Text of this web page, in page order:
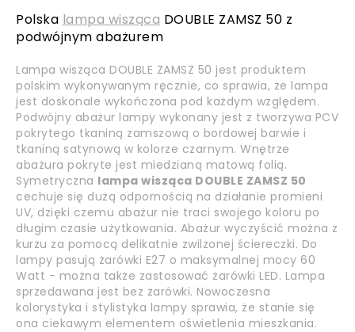
Polska lampa wisząca DOUBLE ZAMSZ 50 z
podwójnym abażurem
Lampa wisząca DOUBLE ZAMSZ 50 jest produktem
polskim wykonywanym ręcznie, co sprawia, że lampa
jest doskonale wykończona pod każdym względem.
Podwójny abażur lampy wykonany jest z tworzywa PCV
pokrytego tkaniną zamszową o bordowej barwie i
tkaniną satynową w kolorze czarnym. Wnętrze
abażura pokryte jest miedzianą matową folią.
Symetryczna lampa wisząca DOUBLE ZAMSZ 50
cechuje się dużą odpornością na działanie promieni
UV, dzięki czemu abażur nie traci swojego koloru po
długim czasie użytkowania. Abażur wyczyścić można z
kurzu za pomocą delikatnie zwilzonej ściereczki. Do
lampy pasują żarówki E27 o maksymalnej mocy 60
Watt - można także zastosować żarówki LED. Lampa
sprzedawana jest bez żarówki. Nowoczesna
kolorystyka i stylistyka lampy sprawia, że stanie się
ona ciekawym elementem oświetlenia mieszkania.